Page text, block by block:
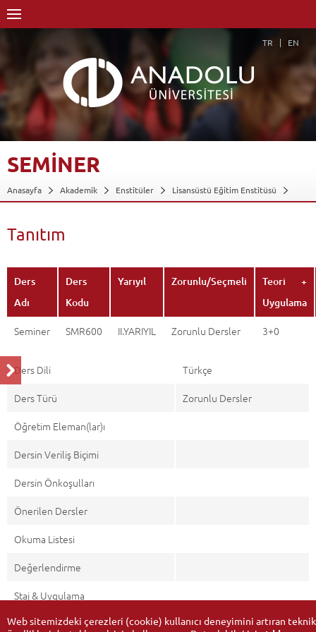
TR EN
SEMİNER
Anasayfa Akademik Enstitüler
Lisansüstü Eğitim Enstitüsü
Tiyatro Sanat Dalı-Sanatta Yeterlik
Tanıtım
Ders
Adı
Ders
Kodu
Yarıyıl Zorunlu/Seçmeli
Teori +
Uygulama
Seminer SMR600 II.YARIYIL Zorunlu Dersler 3+0
Ders Dili
Türkçe
Ders Türü
Zorunlu Dersler
Öğretim Eleman(lar)ı
Dersin Veriliş Biçimi
Dersin Önkoşulları
Önerilen Dersler
Okuma Listesi
Değerlendirme
Staj & Uygulama
Web sitemizdeki çerezleri (cookie) kullanıcı deneyimini artıran teknik